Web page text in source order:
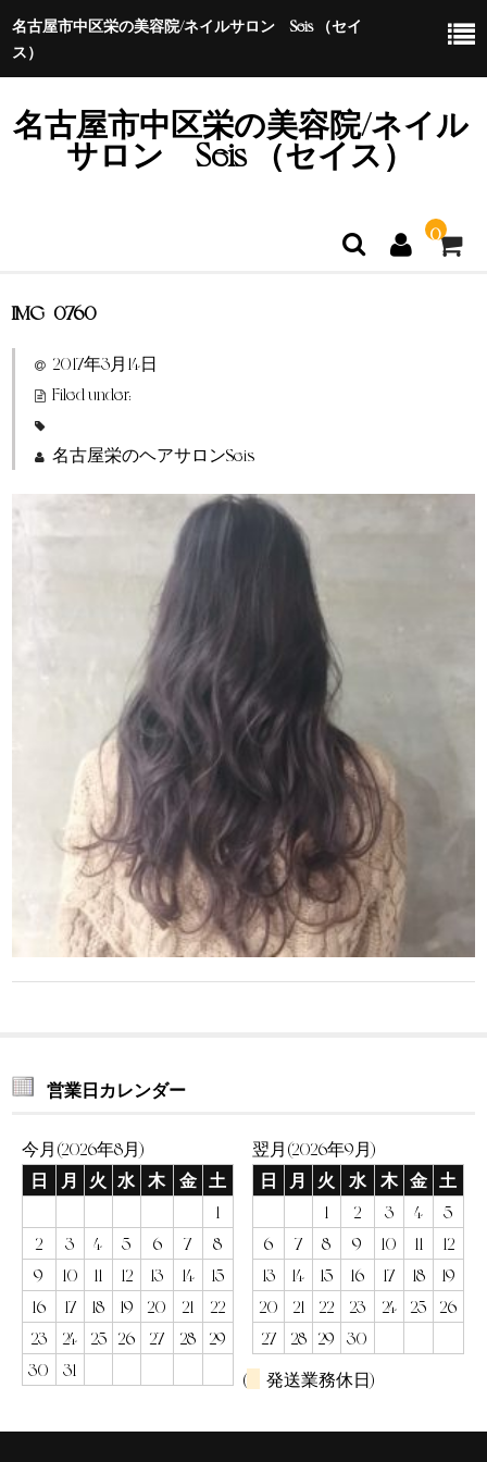
名古屋市中区栄の美容院/ネイルサロン Seis （セイ
ス）
名古屋市中区栄の美容院/ネイル
サロン Seis （セイス）
0
ホーム
特定商取引法に基づく表示
IMG_0760
2017年3月14日
Filed under:
名古屋栄のヘアサロンSeis
営業日カレンダー
今月(2026年8月)
日
月 火 水 木 金
土
1
2
3 4 5 6 7
8
9
10 11 12 13 14
15
16
17 18 19 20 21
22
23
24 25 26 27 28
29
30
31
翌月(2026年9月)
日
月 火 水 木 金
土
1
2 3 4
5
6
7 8 9 10 11
12
13
14 15 16 17 18
19
20
21 22 23 24 25
26
27
28 29
30
(
発送業務休日)